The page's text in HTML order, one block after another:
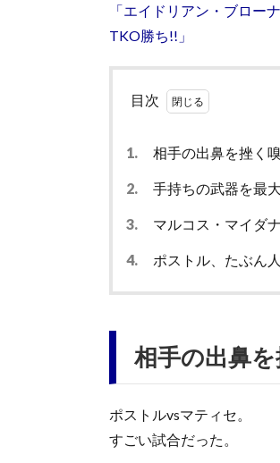
「エイドリアン・ブロー
TKO勝ち!!」
目次
1. 相手の出鼻を挫く
2. 手持ちの武器を最
3. マルコス・マイダ
4. ポストル、たぶん
相手の出鼻
ポストルvsマティセ。
すごい試合だった。